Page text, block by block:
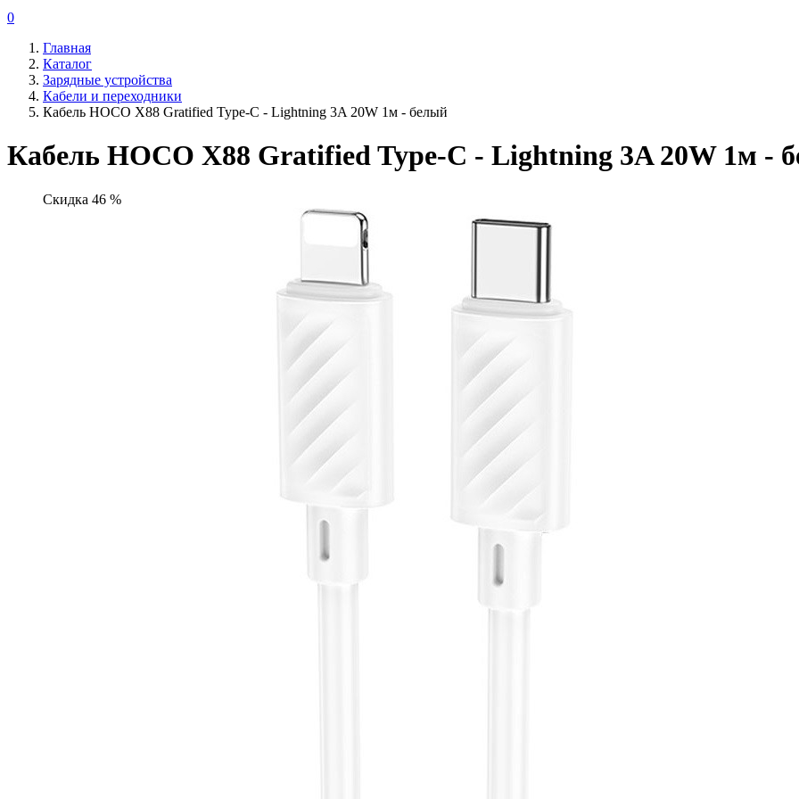
0
Главная
Каталог
Зарядные устройства
Кабели и переходники
Кабель HOCO X88 Gratified Type-C - Lightning 3A 20W 1м - белый
Кабель HOCO X88 Gratified Type-C - Lightning 3A 20W 1м -
Скидка 46 %